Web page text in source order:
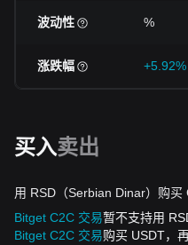
波动性 %
涨跌幅 +5.92%
买入卖出
用 RSD（Serbian Dinar）购
Bitget C2C 交易暂不支持用
Bitget C2C 交易购买 USDT，